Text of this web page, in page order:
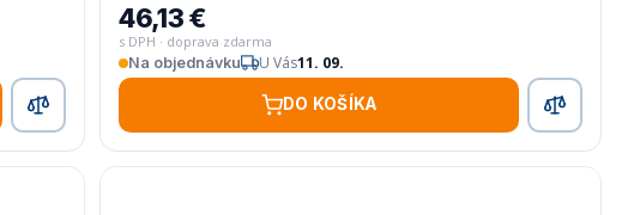
46,13 €
s DPH · doprava zdarma
Na objednávku
U Vás11. 09.
DO KOŠÍKA